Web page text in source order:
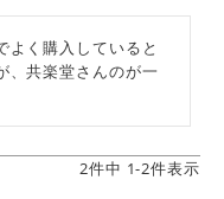
よく購入していると
、共楽堂さんのが一
2件中 1-2件表示